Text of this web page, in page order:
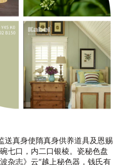
送真身使隋真身供养道具及恩赐
七口，内二口银棱。瓷秘色盘
杂志》云“越上秘色器，钱氏有